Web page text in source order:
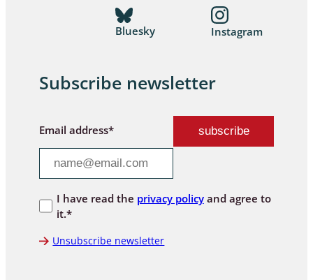
Bluesky Instagram
Subscribe newsletter
Email address*
I have read the privacy policyand agree to
it.*
Unsubscribe newsletter